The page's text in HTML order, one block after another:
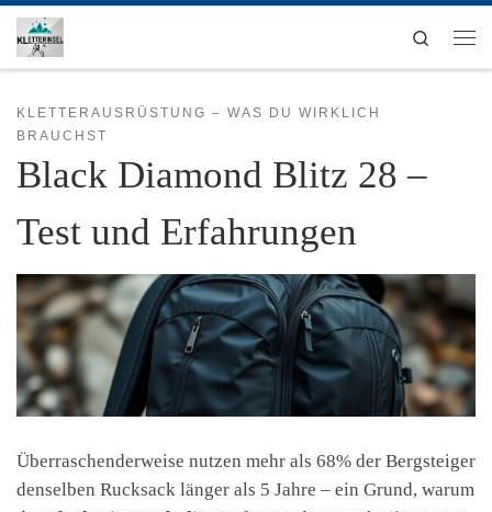
Zum Inhalt springen
Search
KLETTERAUSRÜSTUNG – WAS DU WIRKLICH
BRAUCHST
Black Diamond Blitz 28 –
Test und Erfahrungen
Überraschenderweise nutzen mehr als 68% der Bergsteiger
denselben Rucksack länger als 5 Jahre – ein Grund, warum